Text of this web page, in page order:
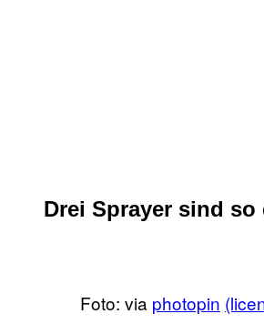
Drei Sprayer sind
Foto: via photopin